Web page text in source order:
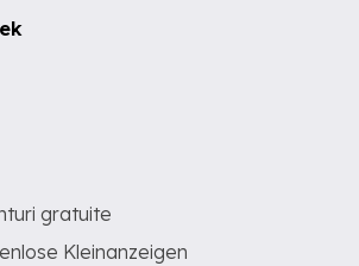
gratuite
Kleinanzeigen